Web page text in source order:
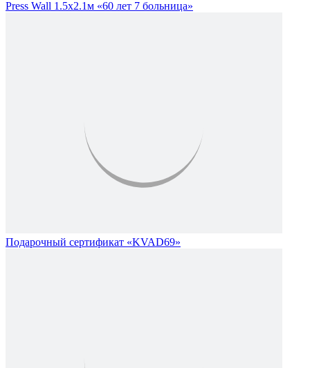
Press Wall 1.5х2.1м «60 лет 7 больница»
Подарочный сертификат «KVAD69»